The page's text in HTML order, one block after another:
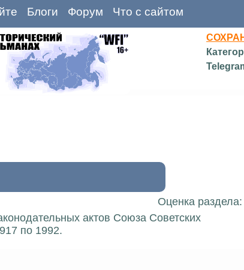
Блоги Форум Что с сайтом
Оценка раздела:
актов Союза Советских
по 1992.